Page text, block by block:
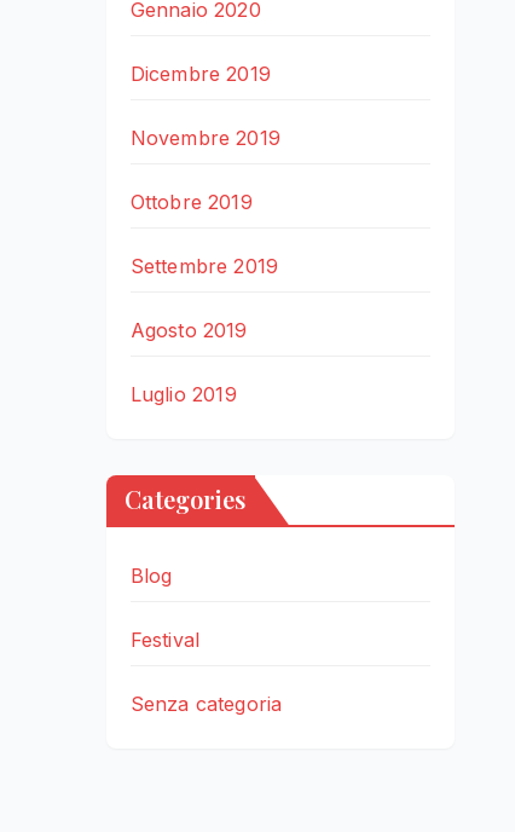
Gennaio 2020
Dicembre 2019
Novembre 2019
Ottobre 2019
Settembre 2019
Agosto 2019
Luglio 2019
Categories
Blog
Festival
Senza categoria